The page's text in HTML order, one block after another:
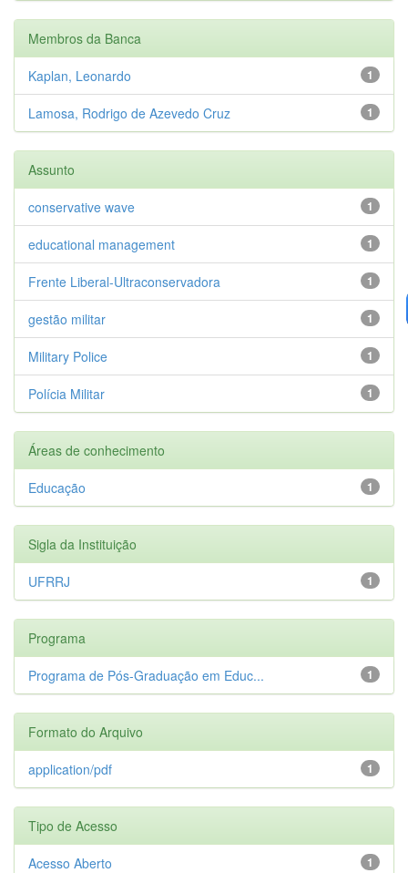
Membros da Banca
1
Kaplan, Leonardo
1
Lamosa, Rodrigo de Azevedo Cruz
Assunto
1
conservative wave
1
educational management
1
Frente Liberal-Ultraconservadora
1
gestão militar
1
Military Police
1
Polícia Militar
Áreas de conhecimento
1
Educação
Sigla da Instituição
1
UFRRJ
Programa
1
Programa de Pós-Graduação em Educ...
Formato do Arquivo
1
application/pdf
Tipo de Acesso
1
Acesso Aberto